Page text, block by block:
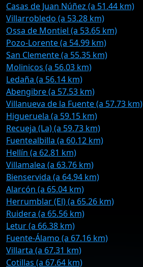
Casas de Juan Núñez (a 51.44 km)
Villarrobledo (a 53.28 km)
Ossa de Montiel (a 53.65 km)
Pozo-Lorente (a 54.99 km)
San Clemente (a 55.35 km)
Molinicos (a 56.03 km)
Ledaña (a 56.14 km)
Abengibre (a 57.53 km)
Villanueva de la Fuente (a 57.73 km)
Higueruela (a 59.15 km)
Recueja (La) (a 59.73 km)
Fuentealbilla (a 60.12 km)
Hellín (a 62.81 km)
Villamalea (a 63.76 km)
Bienservida (a 64.94 km)
Alarcón (a 65.04 km)
Herrumblar (El) (a 65.26 km)
Ruidera (a 65.56 km)
Letur (a 66.38 km)
Fuente-Álamo (a 67.16 km)
Villarta (a 67.31 km)
Cotillas (a 67.64 km)